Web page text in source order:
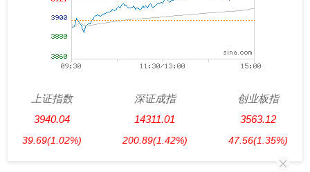
上证指数
3940.04
39.69(1.02%)
深证成指
14311.01
200.89(1.42%)
创业板指
3563.12
47.56(1.35%)